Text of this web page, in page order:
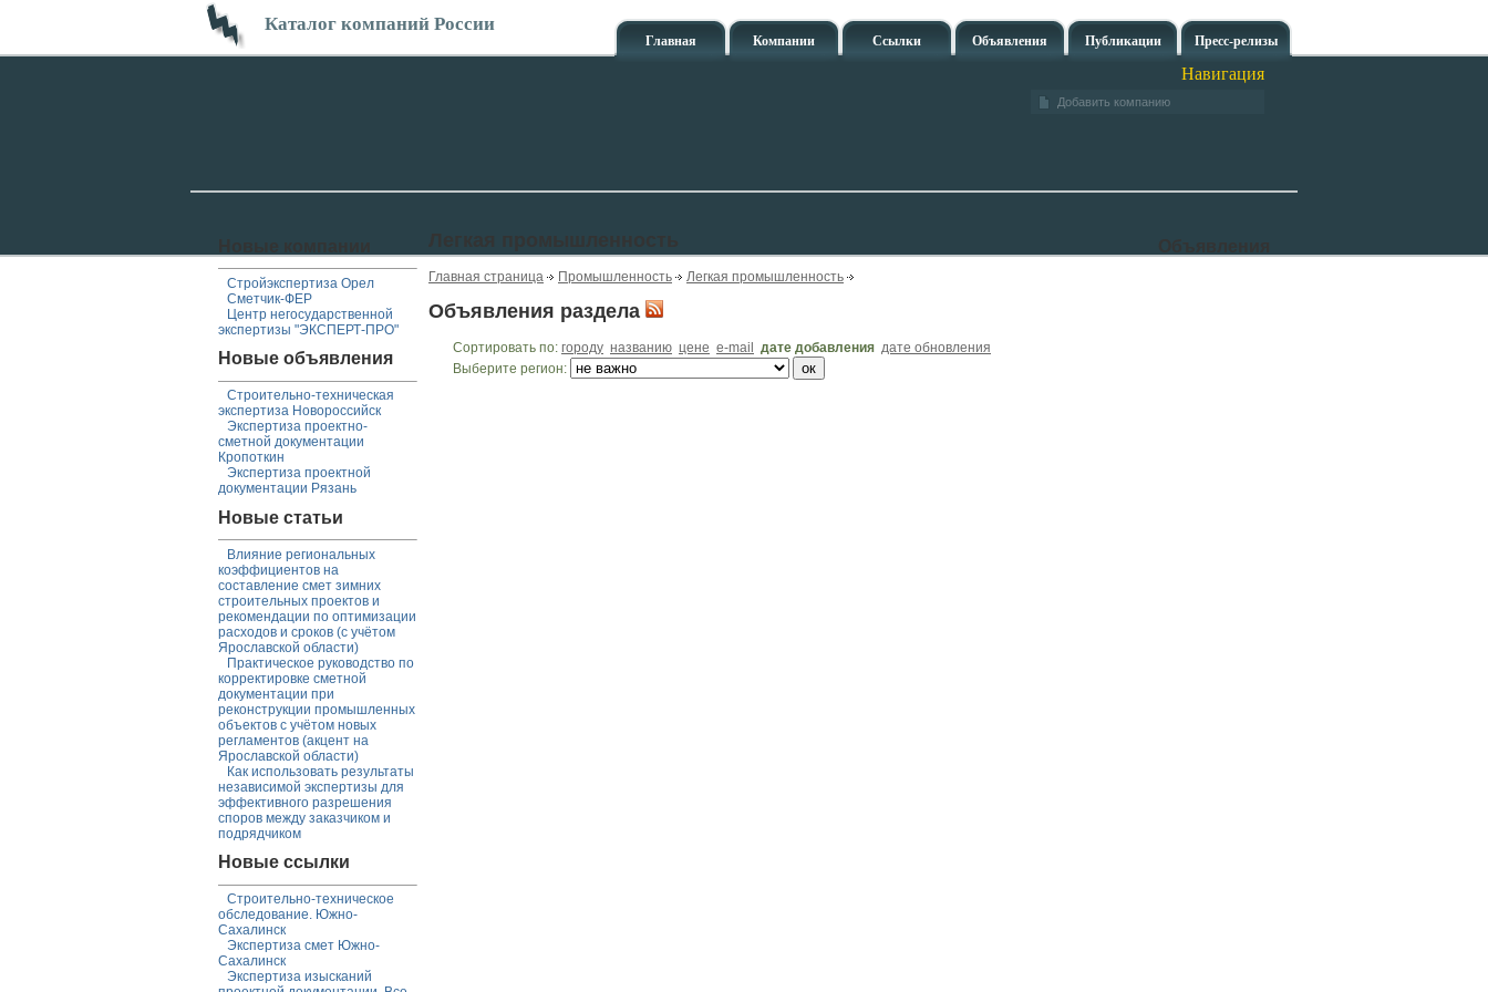
Каталог компаний России
Главная Компании Ссылки Объявления Публикации Пресс-релизы
Навигация
Добавить компанию
Стройэкспертиза Орел
Сметчик-ФЕР
Центр негосударственной
экспертизы "ЭКСПЕРТ-ПРО"
Новые объявления
Строительно-техническая
экспертиза Новороссийск
Экспертиза проектно-
сметной документации
Кропоткин
Экспертиза проектной
документации Рязань
Новые статьи
Влияние региональных
коэффициентов на
составление смет зимних
строительных проектов и
рекомендации по оптимизации
расходов и сроков (с учётом
Ярославской области)
Практическое руководство по
корректировке сметной
документации при
реконструкции промышленных
объектов с учётом новых
регламентов (акцент на
Ярославской области)
Как использовать результаты
независимой экспертизы для
эффективного разрешения
споров между заказчиком и
подрядчиком
Новые ссылки
Строительно-техническое
обследование. Южно-
Сахалинск
Экспертиза смет Южно-
Сахалинск
Экспертиза изысканий
Главная страница Промышленность Легкая промышленность
Объявления раздела
Сортировать по: городу названию цене e-mail дате добавления дате обновления
Выберите регион: